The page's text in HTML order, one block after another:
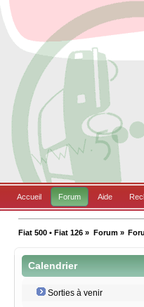
Accueil Forum Aide
Fiat 500 • Fiat 126 » Forum»
Calendrier
Sorties à venir